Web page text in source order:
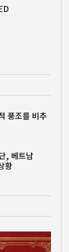
풍조를 비추
, 베트남
황